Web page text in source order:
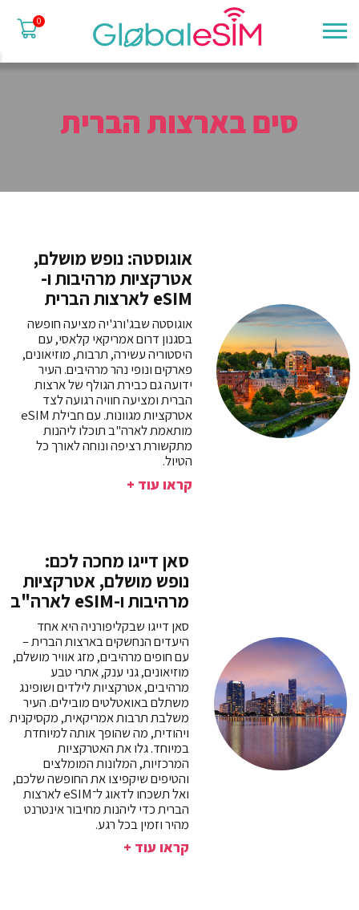
0
סים בארצות הברית
אוגוסטה: נופש מושלם,
אטרקציות מרהיבות ו-
eSIM לארצות הברית
אוגוסטה שבג'ורג'יה מציעה חופשה
בסגנון דרום אמריקאי קלאסי, עם
היסטוריה עשירה, תרבות, מוזיאונים,
פארקים ונופי נהר מרהיבים. העיר
ידועה גם כבירת הגולף של ארצות
הברית ומציעה חוויה רגועה לצד
אטרקציות מגוונות. עם חבילת eSIM
מותאמת לארה"ב תוכלו ליהנות
מתקשורת רציפה ונוחה לאורך כל
הטיול.
קראו עוד +
סאן דייגו מחכה לכם:
נופש מושלם, אטרקציות
מרהיבות ו-eSIM לארה"ב
סאן דייגו שבקליפורניה היא אחד
היעדים הנחשקים בארצות הברית –
עם חופים מרהיבים, מזג אוויר מושלם,
מוזיאונים, גני ענק, אתרי טבע
מרהיבים, אטרקציות לילדים ושופינג
משתלם באואטלטים מובילים. העיר
משלבת תרבות אמריקאית, מקסיקנית
ויהודית, מה שהופך אותה למיוחדת
במיוחד. גלו את האטרקציות
המרכזיות, המלונות המומלצים
והטיפים שיקפיצו את החופשה שלכם,
ואל תשכחו לדאוג ל־eSIM לארצות
הברית כדי ליהנות מחיבור אינטרנט
מהיר וזמין בכל רגע.
קראו עוד +